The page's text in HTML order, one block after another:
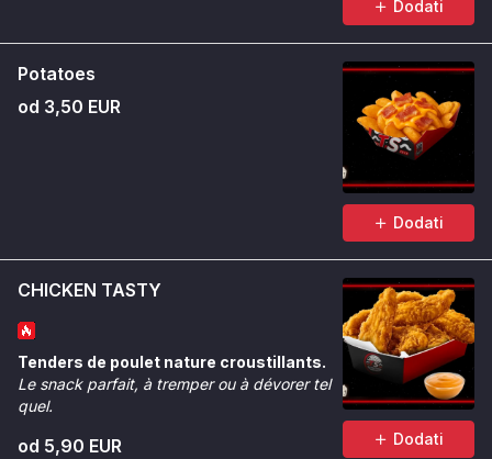
Dodati
Potatoes
od 3,50 EUR
Dodati
CHICKEN TASTY
Tenders de poulet nature croustillants.
Le snack parfait, à tremper ou à dévorer tel
quel.
od 5,90 EUR Dodati